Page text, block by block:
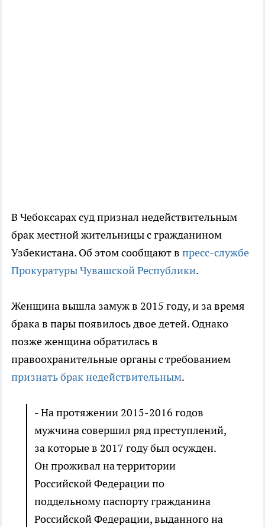
В Чебоксарах суд признал недействительным
брак местной жительницы с гражданином
Узбекистана. Об этом сообщают в пресс-службе
Прокуратуры Чувашской Республики.
Женщина вышла замуж в 2015 году, и за время
брака в пары появилось двое детей. Однако
позже женщина обратилась в
правоохранительные органы с требованием
признать брак недействительным.
- На протяжении 2015-2016 годов
мужчина совершил ряд преступлений,
за которые в 2017 году был осужден.
Он проживал на территории
Российской Федерации по
поддельному паспорту гражданина
Российской Федерации, выданного на